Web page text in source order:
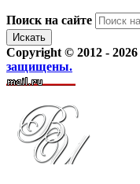
Поиск на сайте
Искать
Copyright © 2012 - 2026
защищены.